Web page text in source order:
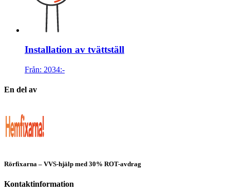
Installation av tvättställ
Från: 2034:-
En del av
Rörfixarna – VVS-hjälp med 30% ROT-avdrag
Kontaktinformation